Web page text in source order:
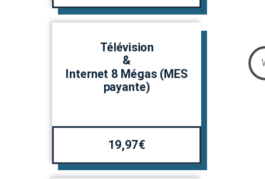
Télévision
&
Internet 8 Mégas (MES
payante)
19,97€